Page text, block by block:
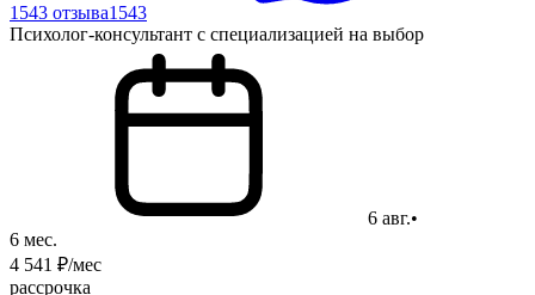
1543 отзыва1543
Психолог-консультант с специализацией на выбор
6 авг.•
6 мес.
4 541 ₽/мес
рассрочка